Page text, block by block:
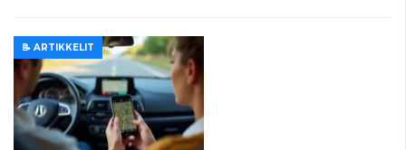
📝 ARTIKKELIT